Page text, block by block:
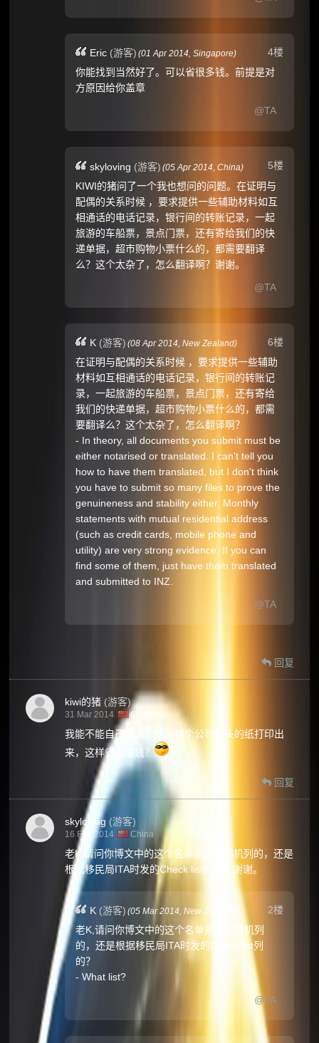
4楼
Eric (游客) (01 Apr 2014,Singapore)
你能找到当然好了。可以省很多钱。前提是对
方原因给你盖章
@TA
5楼
skyloving (游客) (05 Apr 2014,China)
KIWI的猪问了一个我也想问的问题。在证明与
配偶的关系时候 ，要求提供一些辅助材料如互
相通话的电话记录，银行间的转账记录，一起
旅游的车船票，景点门票，还有寄给我们的快
递单据，超市购物小票什么的，都需要翻译
么？这个太杂了，怎么翻译啊？谢谢。
@TA
6楼
K (游客) (08 Apr 2014,New Zealand)
在证明与配偶的关系时候 ，要求提供一些辅助
材料如互相通话的电话记录，银行间的转账记
录，一起旅游的车船票，景点门票，还有寄给
我们的快递单据，超市购物小票什么的，都需
要翻译么？这个太杂了，怎么翻译啊？
- In theory, all documents you submit must be
either notarised or translated. I can't tell you
how to have them translated, but I don't think
you have to submit so many files to prove the
genuineness and stability either. Monthly
statements with mutual residential address
(such as credit cards, mobile phone and
utility) are very strong evidence. If you can
find some of them, just have them translated
and submitted to INZ.
@TA
回复
kiwi的猪 (游客)
31 Mar 2014 China
我能不能自己翻译，然后找个公司抬头的纸打印出
来，这样省一笔钱？
回复
skyloving (游客)
16 Feb 2014 China
老K,请问你博文中的这个名单是自己随机列的，还是
根据移民局ITA时发的Check list列的？谢谢。
2楼
K (游客) (05 Mar 2014,New Zealand
老K,请问你博文中的这个名单是自己随机列
的，还是根据移民局ITA时发的Check list列
的？
- What list?
@TA